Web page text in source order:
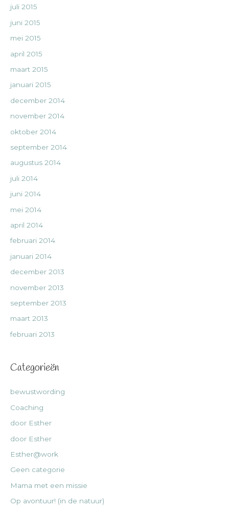
juli 2015
juni 2015
mei 2015
april 2015
maart 2015
januari 2015
december 2014
november 2014
oktober 2014
september 2014
augustus 2014
juli 2014
juni 2014
mei 2014
april 2014
februari 2014
januari 2014
december 2013
november 2013
september 2013
maart 2013
februari 2013
Categorieën
bewustwording
Coaching
door Esther
door Esther
Esther@work
Geen categorie
Mama met een missie
Op avontuur! (in de natuur)